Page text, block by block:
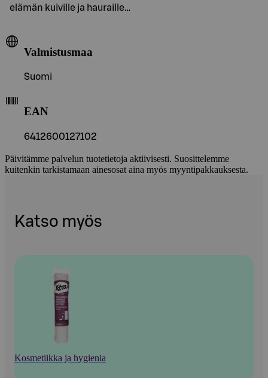
elämän kuiville ja hauraille…
Valmistusmaa
Suomi
EAN
6412600127102
Päivitämme palvelun tuotetietoja aktiivisesti. Suosittelemme
kuitenkin tarkistamaan ainesosat aina myös myyntipakkauksesta.
Katso myös
Kosmetiikka ja hygienia